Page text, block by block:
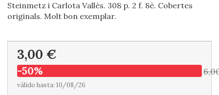
Steinmetz i Carlota Vallès. 308 p. 2 f. 8è. Cobertes
originals. Molt bon exemplar.
3,00 €
-50%
válido hasta: 10/08/26